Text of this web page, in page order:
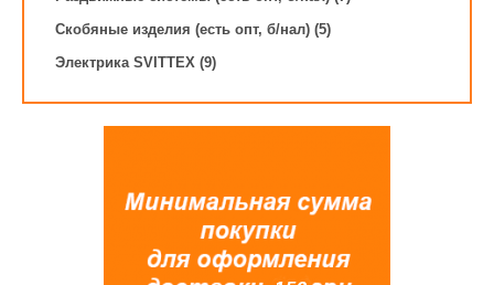
Скобяные изделия (есть опт, б/нал) (5)
Электрика SVITTEX (9)